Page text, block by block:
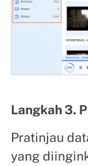
Langkah 3.
Pratinjau
yang